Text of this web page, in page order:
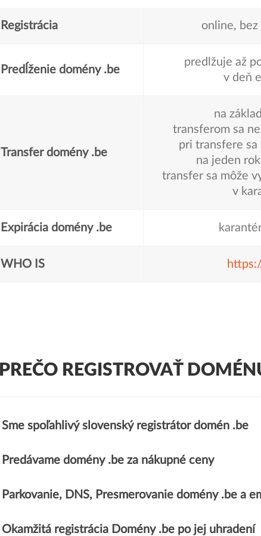
Registrácia online, bez
Predĺženie domény .be
predlžuje až
v deň
Transfer domény .be
na
transferom sa
pri transfere sa
na jeden
transfer sa môže
v
Expirácia domény .be
WHO IS
PREČO REGISTROVAŤ
Sme spoľahlivý slovenský registrátor domén .be
Predávame domény .be za nákupné ceny
Parkovanie, DNS, Presmerovanie domény .be a
Okamžitá registrácia Domény .be po jej uhradení